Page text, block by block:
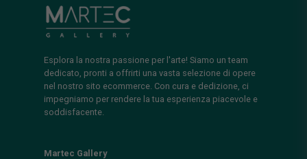
Esplora la nostra passione per l'arte! Siamo un team
dedicato, pronti a offrirti una vasta selezione di opere
nel nostro sito ecommerce. Con cura e dedizione, ci
impegniamo per rendere la tua esperienza piacevole e
soddisfacente.
Martec Gallery